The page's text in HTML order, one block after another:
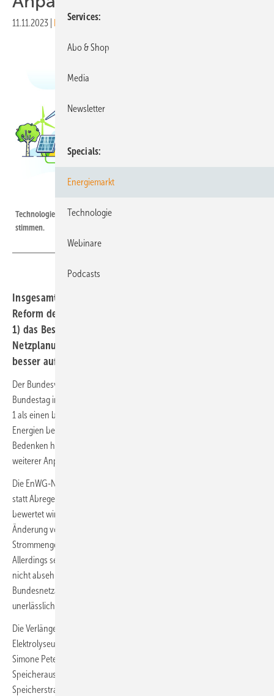
11.11.2023 Druckvorschau
Technologien, die gemeinsam ihre Kraft entfalten, wenn die Gesetze
stimmen.
Insgesamt begrüßt der BEE in der ersten umfassenden
Reform des Energiewirtschaftsgesetzes (EnWG-Novelle-
1) das Bestreben der Bundesregierung, die
Netzplanungsprozesse für Gas, Wasserstoff und Strom
besser aufeinander abzustimmen.
Der Bundesverband Erneuerbare Energie (BEE) hat die gerade im
Bundestag in zweiter und dritter Lesung beschlossene EnWG-Novelle-
1 als einen bedeutenden Schritt für die Förderung erneuerbarer
Energien begrüßt. Die BEE-Präsidentin, Simone Peter, äußerte jedoch
Bedenken hinsichtlich einiger Punkte und betonte die Notwendigkeit
weiterer Anpassungen.
Die EnWG-Novelle-1 beinhaltet die Aufnahme des Themas "Nutzen
statt Abregeln", was aus Sicht der Erneuerbaren-Branche als positiv
bewertet wird. Dr. Simone Peter hob hervor, dass die kurzfristige
Änderung von § 13k EnWG eine Gelegenheit bietet, erneuerbare
Strommengen, die sonst verloren gehen würden, zu nutzen.
Allerdings sei der Umfang der Anwendung dieser Regelung noch
nicht absehbar, und eine enge Abstimmung zwischen der
Bundesnetzagentur und der gesamten Energiebranche sei
unerlässlich.
Die Verlängerung der Netzentgeltbefreiung von Speichern und
Elektrolyseuren um drei Jahre wurde ebenfalls positiv bewertet.
Simone Peter betonte jedoch, dass dies allein nicht ausreicht, um den
Speicherausbau voranzutreiben. Die Ankündigung einer baldigen
Speicherstrategie durch BMWK-Staatssekretär Philipp Nimmermann
Services
Abo & Shop
Media
Newsletter
Specials
Energiemarkt
Technologie
Webinare
Podcasts